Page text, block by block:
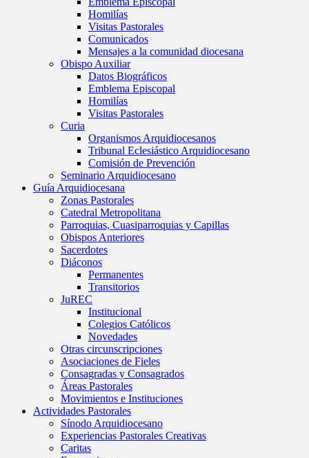
Homilías
Visitas Pastorales
Comunicados
Mensajes a la comunidad diocesana
Obispo Auxiliar
Datos Biográficos
Emblema Episcopal
Homilías
Visitas Pastorales
Curia
Organismos Arquidiocesanos
Tribunal Eclesiástico Arquidiocesano
Comisión de Prevención
Seminario Arquidiocesano
Guía Arquidiocesana
Zonas Pastorales
Catedral Metropolitana
Parroquias, Cuasiparroquias y Capillas
Obispos Anteriores
Sacerdotes
Diáconos
Permanentes
Transitorios
JuREC
Institucional
Colegios Católicos
Novedades
Otras circunscripciones
Asociaciones de Fieles
Consagradas y Consagrados
Áreas Pastorales
Movimientos e Instituciones
Actividades Pastorales
Sínodo Arquidiocesano
Experiencias Pastorales Creativas
Caritas